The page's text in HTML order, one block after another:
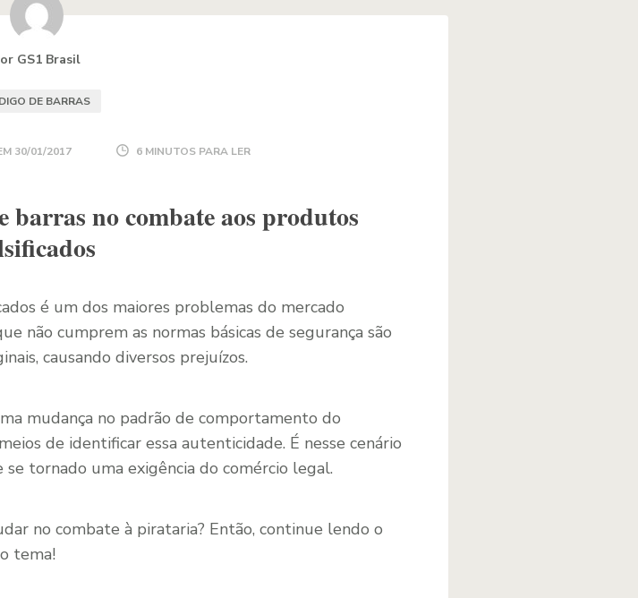
GS1 Brasil
DE BARRAS
30/01/2017 6 MINUTOS PARA LER
no combate aos produtos
é um dos maiores problemas do mercado
não cumprem as normas básicas de segurança são
causando diversos prejuízos.
mudança no padrão de comportamento do
de identificar essa autenticidade. É nesse cenário
se tornado uma exigência do comércio legal.
no combate à pirataria? Então, continue lendo o
tema!